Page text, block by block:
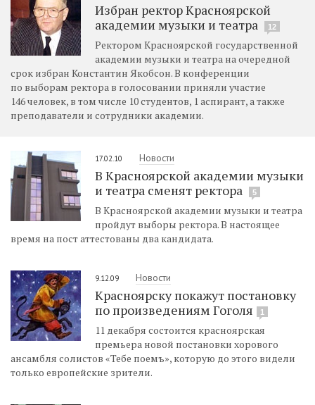
Избран ректор Красноярской
академии музыки и театра
12
Ректором Красноярской государственной
академии музыки и театра на очередной
срок избран Константин Якобсон. В конференции
по выборам ректора в голосовании приняли участие
146 человек, в том числе 10 студентов, 1 аспирант, а также
преподаватели и сотрудники академии.
17.02.10 Новости
В Красноярской академии музыки
и театра сменят ректора
5
В Красноярской академии музыки и театра
пройдут выборы ректора. В настоящее
время на пост аттестованы два кандидата.
9.12.09 Новости
Красноярску покажут постановку
по произведениям Гоголя
1
11 декабря состоится красноярская
премьера новой постановки хорового
ансамбля солистов «Тебе поемъ», которую до этого видели
только европейские зрители.